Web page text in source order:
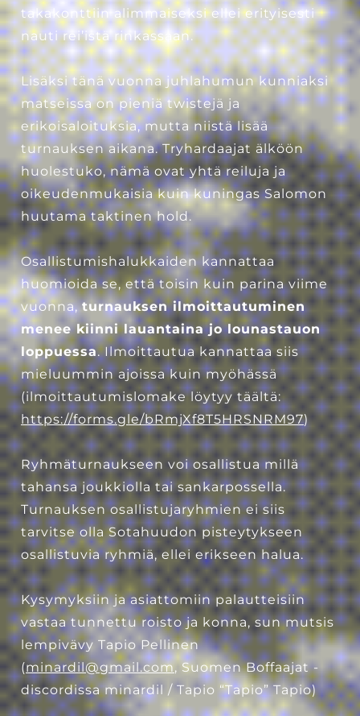
takakonttiin alimmaiseksi ellei erityisesti
nauti rei’istä rinkassaan.
Lisäksi tänä vuonna juhlahumun kunniaksi
matseissa on pieniä twistejä ja
erikoisaloituksia, mutta niistä lisää
turnauksen aikana. Tryhardaajat älköön
huolestuko, nämä ovat yhtä reiluja ja
oikeudenmukaisia kuin kuningas Salomon
huutama taktinen hold.
Osallistumishalukkaiden kannattaa
huomioida se, että toisin kuin parina viime
vuonna,turnauksen ilmoittautuminen
menee kiinni lauantaina jo lounastauon
loppuessa. Ilmoittautua kannattaa siis
mieluummin ajoissa kuin myöhässä
(ilmoittautumislomake löytyy täältä:
https://forms.gle/bRmjXf8T5HRSNRM97)
Ryhmäturnaukseen voi osallistua millä
tahansa joukkiolla tai sankarpossella.
Turnauksen osallistujaryhmien ei siis
tarvitse olla Sotahuudon pisteytykseen
osallistuvia ryhmiä, ellei erikseen halua.
Kysymyksiin ja asiattomiin palautteisiin
vastaa tunnettu roisto ja konna, sun mutsis
lempivävy Tapio Pellinen
(minardil@gmail.com, Suomen Boffaajat -
discordissa minardil / Tapio “Tapio” Tapio)